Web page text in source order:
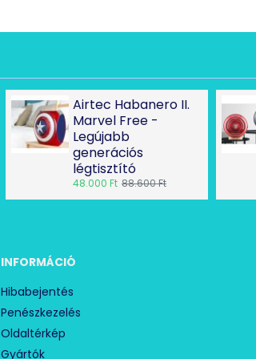
Airtec Habanero II.
Marvel Free -
Legújabb
generációs
légtisztító
48.000 Ft 88.600 Ft
INFORMÁCIÓ
Hibabejentés
Penészkezelés
Oldaltérkép
Gyártók